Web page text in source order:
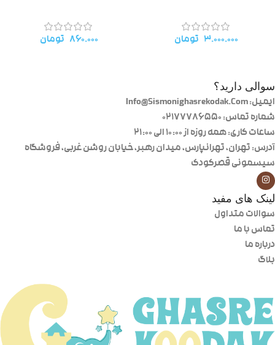
۳.۰۰۰.۰۰۰ تومان ۸۶۰.۰۰۰ تومان
سوالی دارید؟
ایمیل: Info@Sismonighasrekodak.Com
شماره تماس: 02177786550
ساعات کاری: همه روزه از ۱۰:۰۰ الی ۲۱:۰۰
آدرس: تهران، تهرانپارس، میدان رهبر، خیابان روشن غربی، فروشگاه
سیسمونی قصرکودک
لینک های مفید
سوالات متداول
تماس با ما
درباره ما
بلاگ